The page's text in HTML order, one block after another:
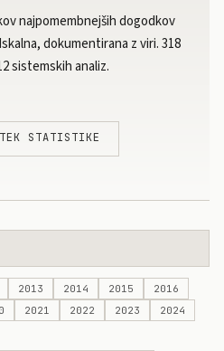
najpomembnejših dogodkov
dokumentirana z viri. 318
sistemskih analiz.
STATISTIKE
2013 2014 2015
2016
2021 2022 2023
2024